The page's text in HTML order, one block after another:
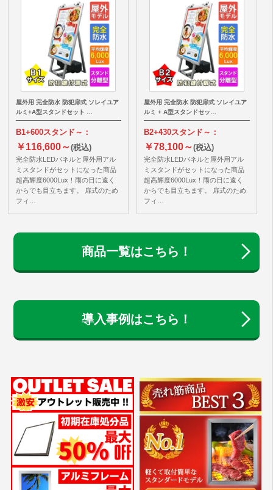
屋外用 完全防水 防犯扉式 ソレイユア
ルミ+A型スタンドセット …
B1+600スタンド～：
￥116,600～(税込)
完全防水LEDパネルと屋外用アル
ミスタンドがセットになった商品
超高輝度6000Lux！雨の日に遠く
からでも目立ちます。 扉式のため
フィ…
屋外用 完全防水 防犯扉式 ソレイユア
ルミ + A型スタンドセッ…
B2+430スタンド～：
￥78,100～(税込)
完全防水LEDパネルと屋外用アル
ミスタンドがセットになった商品
超高輝度6000Lux！雨の日に遠く
からでも目立ちます。 扉式のため
フィ…
商品一覧はこちら！
導入事例はこちら！